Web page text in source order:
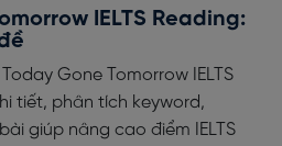
IELTS Reading:
Gone Tomorrow IELTS
tiết, phân tích keyword,
giúp nâng cao điểm IELTS